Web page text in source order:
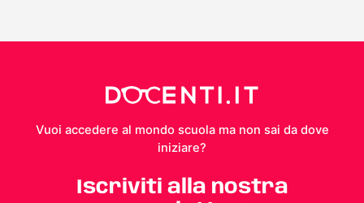
Vuoi accedere al mondo scuola ma non sai da dove
iniziare?
Iscriviti alla nostra